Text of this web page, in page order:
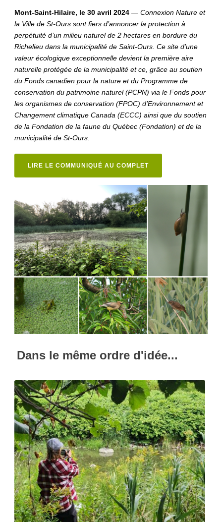
Mont-Saint-Hilaire, le 30 avril 2024 — Connexion Nature et
la Ville de St-Ours sont fiers d’annoncer la protection à
perpétuité d’un milieu naturel de 2 hectares en bordure du
Richelieu dans la municipalité de Saint-Ours. Ce site d’une
valeur écologique exceptionnelle devient la première aire
naturelle protégée de la municipalité et ce, grâce au soutien
du Fonds canadien pour la nature et du Programme de
conservation du patrimoine naturel (PCPN) via le Fonds pour
les organismes de conservation (FPOC) d’Environnement et
Changement climatique Canada (ECCC) ainsi que du soutien
de la Fondation de la faune du Québec (Fondation) et de la
municipalité de St-Ours.
LIRE LE COMMUNIQUÉ AU COMPLET
Dans le même ordre d'idée...